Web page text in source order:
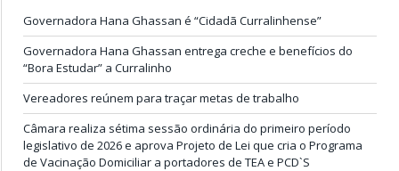
Governadora Hana Ghassan é “Cidadã Curralinhense”
Governadora Hana Ghassan entrega creche e benefícios do
“Bora Estudar” a Curralinho
Vereadores reúnem para traçar metas de trabalho
Câmara realiza sétima sessão ordinária do primeiro período
legislativo de 2026 e aprova Projeto de Lei que cria o Programa
de Vacinação Domiciliar a portadores de TEA e PCD`S